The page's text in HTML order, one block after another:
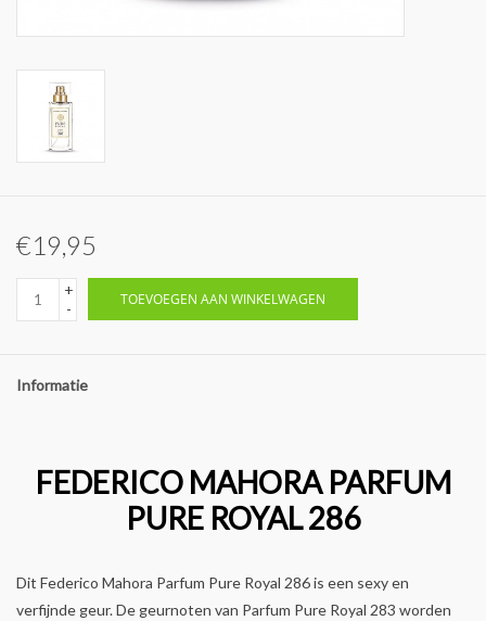
€19,95
+
-
TOEVOEGEN AAN WINKELWAGEN
Informatie
FEDERICO MAHORA PARFUM
PURE ROYAL 286
Dit Federico Mahora Parfum Pure Royal 286 is een sexy en
verfijnde geur. De geurnoten van Parfum Pure Royal 283 worden